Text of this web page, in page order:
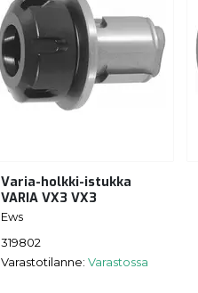
Varia-holkki-istukka
VARIA VX3 VX3
Ews
319802
Varastotilanne: Varastossa